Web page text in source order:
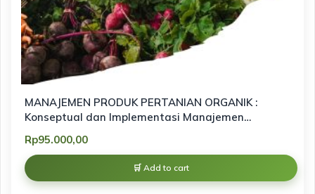
MANAJEMEN PRODUK PERTANIAN ORGANIK :
Konseptual dan Implementasi Manajemen
keberlanjutan
Rp95.000,00
Add to cart